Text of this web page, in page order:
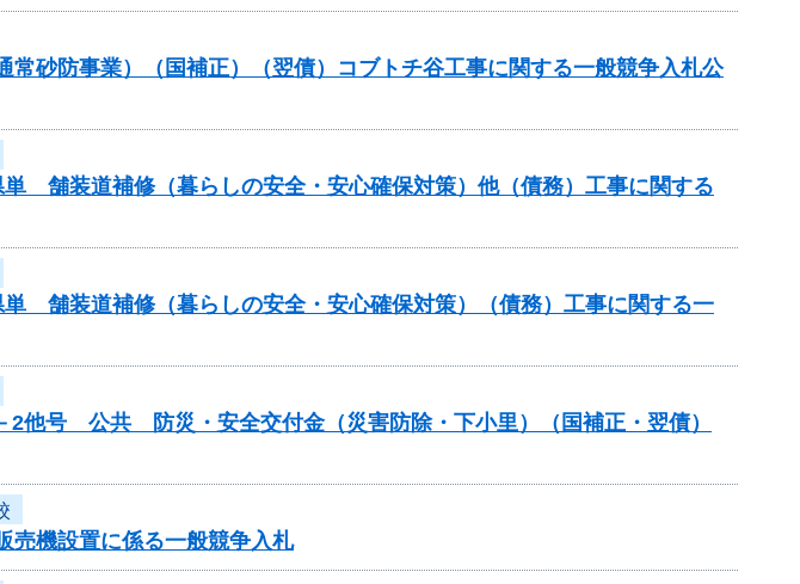
砂防事業）（国補正）（翌債）コブトチ谷工事に関する一般競争入札公
舗装道補修（暮らしの安全・安心確保対策）他（債務）工事に関する
舗装道補修（暮らしの安全・安心確保対策）（債務）工事に関する一
2他号 公共 防災・安全交付金（災害防除・下小里）（国補正・翌債）
売機設置に係る一般競争入札